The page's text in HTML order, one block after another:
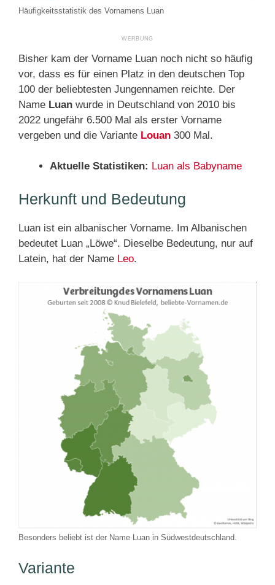
Häufigkeitsstatistik des Vornamens Luan
Bisher kam der Vorname Luan noch nicht so häufig
vor, dass es für einen Platz in den deutschen Top
100 der beliebtesten Jungennamen reichte. Der
Name Luan wurde in Deutschland von 2010 bis
2022 ungefähr 6.500 Mal als erster Vorname
vergeben und die Variante Louan 300 Mal.
Aktuelle Statistiken: Luan als Babyname
Herkunft und Bedeutung
Luan ist ein albanischer Vorname. Im Albanischen
bedeutet Luan „Löwe“. Dieselbe Bedeutung, nur auf
Latein, hat der Name Leo.
Besonders beliebt ist der Name Luan in Südwestdeutschland.
Variante